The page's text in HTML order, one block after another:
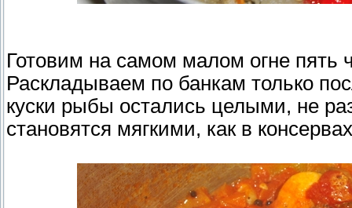
Готовим на самом малом огне пять
Раскладываем по банкам только
куски рыбы остались целыми, не
становятся мягкими, как в